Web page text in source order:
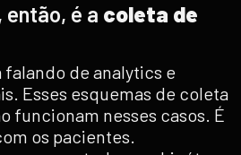
então, é a coleta de
falando de analytics e
Esses esquemas de coleta
funcionam nesses casos. É
os pacientes.